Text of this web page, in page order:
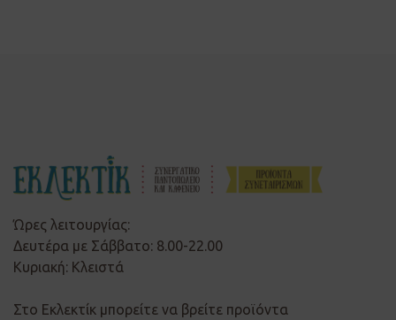
Ώρες λειτουργίας:
Δευτέρα με Σάββατο: 8.00-22.00
Κυριακή: Κλειστά
Στο Εκλεκτίκ μπορείτε να βρείτε προϊόντα